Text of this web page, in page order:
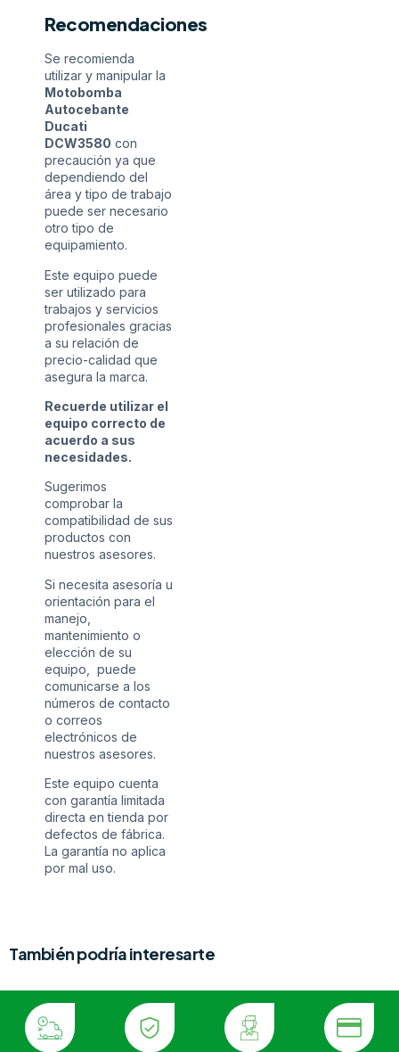
Recomendaciones
Se recomienda
utilizar y manipular la
Motobomba
Autocebante
Ducati
DCW3580 con
precaución ya que
dependiendo del
área y tipo de trabajo
puede ser necesario
otro tipo de
equipamiento.
Este equipo puede
ser utilizado para
trabajos y servicios
profesionales gracias
a su relación de
precio-calidad que
asegura la marca.
Recuerde utilizar el
equipo correcto de
acuerdo a sus
necesidades.
Sugerimos
comprobar la
compatibilidad de sus
productos con
nuestros asesores.
Si necesita asesoría u
orientación para el
manejo,
mantenimiento o
elección de su
equipo, puede
comunicarse a los
números de contacto
o correos
electrónicos de
nuestros asesores.
Este equipo cuenta
con garantía limitada
directa en tienda por
defectos de fábrica.
La garantía no aplica
por mal uso.
También podría interesarte